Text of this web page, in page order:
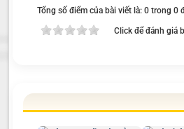
Tổng số điểm của bài viết là: 0 trong 0
Click để đánh giá